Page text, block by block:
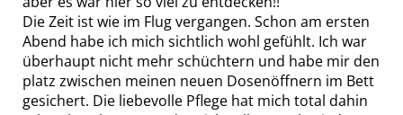
Die Zeit ist wie im Flug vergangen. Schon am ersten
Abend habe ich mich sichtlich wohl gefühlt. Ich war
überhaupt nicht mehr schüchtern und habe mir den
platz zwischen meinen neuen Dosenöffnern im Bett
gesichert. Die liebevolle Pflege hat mich total dahin